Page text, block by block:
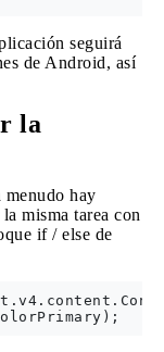
seguirá
de Android, así
la
menudo hay
misma tarea con
if / else de